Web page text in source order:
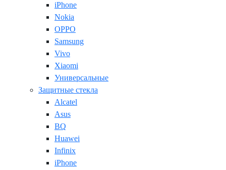
iPhone
Nokia
OPPO
Samsung
Vivo
Xiaomi
Универсальные
Защитные стекла
Alcatel
Asus
BQ
Huawei
Infinix
iPhone